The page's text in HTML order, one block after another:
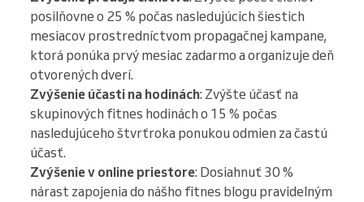
posilňovne o 25 % počas nasledujúcich šiestich
mesiacov prostredníctvom propagačnej kampane,
ktorá ponúka prvý mesiac zadarmo a organizuje deň
otvorených dverí.
Zvýšenie účasti na hodinách: Zvýšte účasť na
skupinových fitnes hodinách o 15 % počas
nasledujúceho štvrťroka ponukou odmien za častú
účasť.
Zvýšenie v online priestore: Dosiahnuť 30 %
nárast zapojenia do nášho fitnes blogu pravidelným